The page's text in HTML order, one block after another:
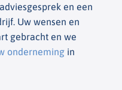
en een
Uw wensen en
gebracht en we
onderneming in